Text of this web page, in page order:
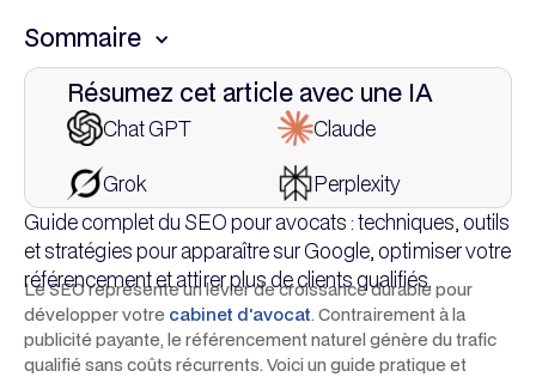
Sommaire
This is some text inside of a div block.
Résumez cet article avec une IA
Chat GPT
Claude
Grok
Perplexity
Guide complet du SEO pour avocats : techniques, outils
et stratégies pour apparaître sur Google, optimiser votre
référencement et attirer plus de clients qualifiés.
Le SEO représente un levier de croissance durable pour
développer votre cabinet d'avocat. Contrairement à la
publicité payante, le référencement naturel génère du trafic
qualifié sans coûts récurrents. Voici un guide pratique et